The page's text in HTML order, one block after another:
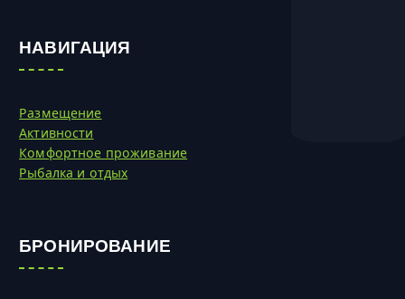
НАВИГАЦИЯ
Размещение
Активности
Комфортное проживание
Рыбалка и отдых
БРОНИРОВАНИЕ